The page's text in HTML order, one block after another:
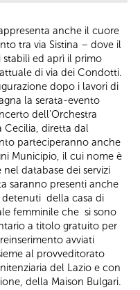
anche il cuore
tra via Sistina – dove il
stabilì ed aprì il primo
di via dei Condotti.
dopo i lavori di
la serata-evento
dell’Orchestra
Cecilia, diretta dal
parteciperanno anche
Municipio, il cui nome è
database dei servizi
saranno presenti anche
detenuti della casa di
femminile che si sono
a titolo gratuito per
avviati
al provveditorato
del Lazio e con
della Maison Bulgari.